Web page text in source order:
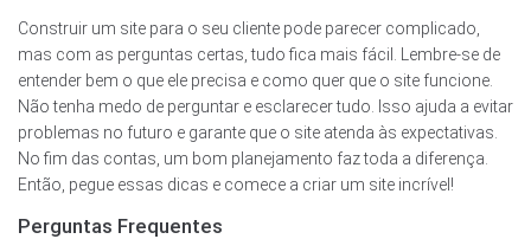
Construir um site para o seu cliente pode parecer complicado,
mas com as perguntas certas, tudo fica mais fácil. Lembre-se de
entender bem o que ele precisa e como quer que o site funcione.
Não tenha medo de perguntar e esclarecer tudo. Isso ajuda a evitar
problemas no futuro e garante que o site atenda às expectativas.
No fim das contas, um bom planejamento faz toda a diferença.
Então, pegue essas dicas e comece a criar um site incrível!
Perguntas Frequentes